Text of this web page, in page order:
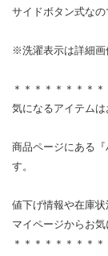
サイドボタン式なの
※洗濯表示は詳細画
＊＊＊＊＊＊＊＊
気になるアイテム
商品ページにある
す。
値下げ情報や在庫
マイページからお
＊＊＊＊＊＊＊＊